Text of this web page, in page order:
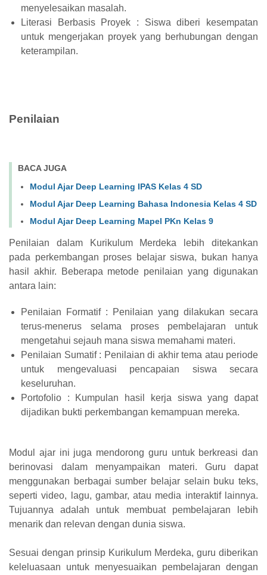
menyelesaikan masalah.
Literasi Berbasis Proyek : Siswa diberi kesempatan
untuk mengerjakan proyek yang berhubungan dengan
keterampilan.
Penilaian
BACA JUGA
Modul Ajar Deep Learning IPAS Kelas 4 SD
Modul Ajar Deep Learning Bahasa Indonesia Kelas 4 SD
Modul Ajar Deep Learning Mapel PKn Kelas 9
Penilaian dalam Kurikulum Merdeka lebih ditekankan
pada perkembangan proses belajar siswa, bukan hanya
hasil akhir. Beberapa metode penilaian yang digunakan
antara lain:
Penilaian Formatif : Penilaian yang dilakukan secara
terus-menerus selama proses pembelajaran untuk
mengetahui sejauh mana siswa memahami materi.
Penilaian Sumatif : Penilaian di akhir tema atau periode
untuk mengevaluasi pencapaian siswa secara
keseluruhan.
Portofolio : Kumpulan hasil kerja siswa yang dapat
dijadikan bukti perkembangan kemampuan mereka.
Modul ajar ini juga mendorong guru untuk berkreasi dan
berinovasi dalam menyampaikan materi. Guru dapat
menggunakan berbagai sumber belajar selain buku teks,
seperti video, lagu, gambar, atau media interaktif lainnya.
Tujuannya adalah untuk membuat pembelajaran lebih
menarik dan relevan dengan dunia siswa.
Sesuai dengan prinsip Kurikulum Merdeka, guru diberikan
keleluasaan untuk menyesuaikan pembelajaran dengan